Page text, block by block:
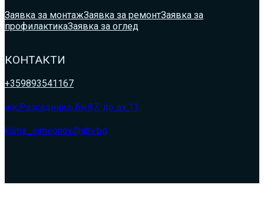
Заявка за монтажЗаявка за ремонтЗаявка за
профилактикаЗаявка за оглед
КОНТАКТИ
+359893541167
жк.Разсадника, бл.87, до вх.11
klima_simeonov@abv.bg